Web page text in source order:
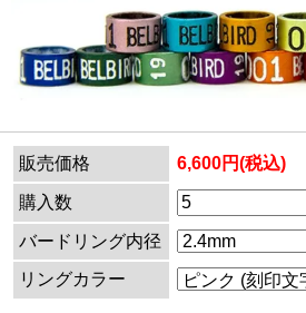
販売価格 6,600円(税込)
購入数
バードリング内径
リングカラー